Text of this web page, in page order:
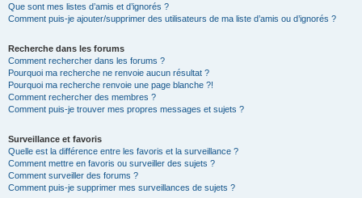
Que sont mes listes d’amis et d’ignorés ?
Comment puis-je ajouter/supprimer des utilisateurs de ma liste d’amis ou d’ignorés ?
Recherche dans les forums
Comment rechercher dans les forums ?
Pourquoi ma recherche ne renvoie aucun résultat ?
Pourquoi ma recherche renvoie une page blanche ?!
Comment rechercher des membres ?
Comment puis-je trouver mes propres messages et sujets ?
Surveillance et favoris
Quelle est la différence entre les favoris et la surveillance ?
Comment mettre en favoris ou surveiller des sujets ?
Comment surveiller des forums ?
Comment puis-je supprimer mes surveillances de sujets ?